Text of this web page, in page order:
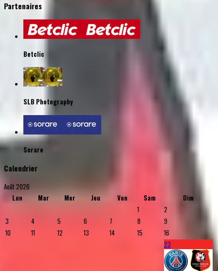
Partenaires
Betclic
SLB Photography
Sorare
Calendrier
Août 2026
Lun
Mar Mer Jeu Ven Sam
Dim
1
2
3
4 5 6 7 8
9
10
11 12 13 14 15 16
23